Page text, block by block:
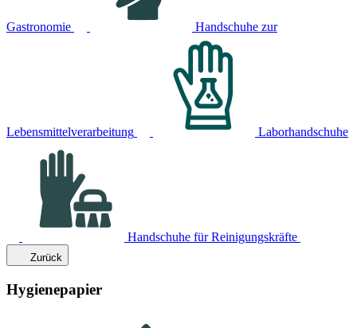
Gastronomie Handschuhe zur
Lebensmittelverarbeitung Laborhandschuhe
Handschuhe für Reinigungskräfte
Zurück
Hygienepapier